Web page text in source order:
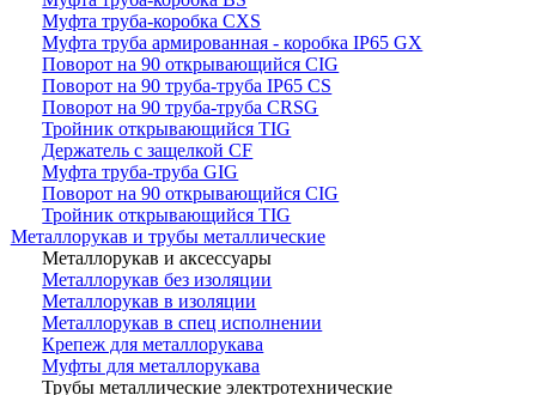
Муфта труба-коробка CXS
Муфта труба армированная - коробка IP65 GX
Поворот на 90 открывающийся CIG
Поворот на 90 труба-труба IP65 CS
Поворот на 90 труба-труба CRSG
Тройник открывающийся TIG
Держатель с защелкой CF
Муфта труба-труба GIG
Поворот на 90 открывающийся CIG
Тройник открывающийся TIG
Металлорукав и трубы металлические
Металлорукав и аксессуары
Металлорукав без изоляции
Металлорукав в изоляции
Металлорукав в спец исполнении
Крепеж для металлорукава
Муфты для металлорукава
Трубы металлические электротехнические